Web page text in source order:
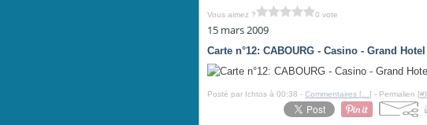
Vous aimez ? 0 vote
15 mars 2009
Carte n°12: CABOURG - Casino - Grand Hotel
Posté par Ichtos à 00:38 - Commentaires [ ] - Permalien [#]